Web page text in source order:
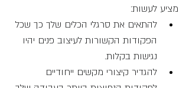
מציע לעשות:
להתאים את סרגלי הכלים שלך כך שכל
הפקודות הקשורות לעיצוב פנים יהיו
נגישות בקלות.
להגדיר קיצורי מקשים ייחודיים